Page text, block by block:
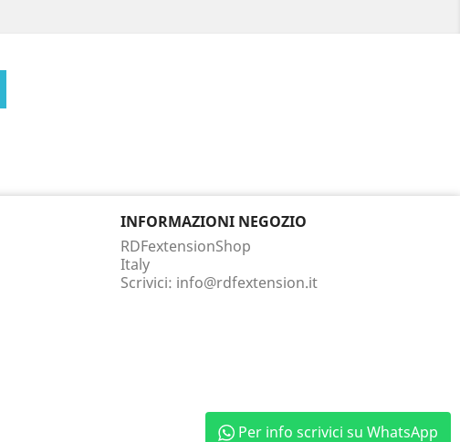
Per info scrivici su WhatsApp
INFORMAZIONI NEGOZIO
RDFextensionShop
Italy
Scrivici: info@rdfextension.it